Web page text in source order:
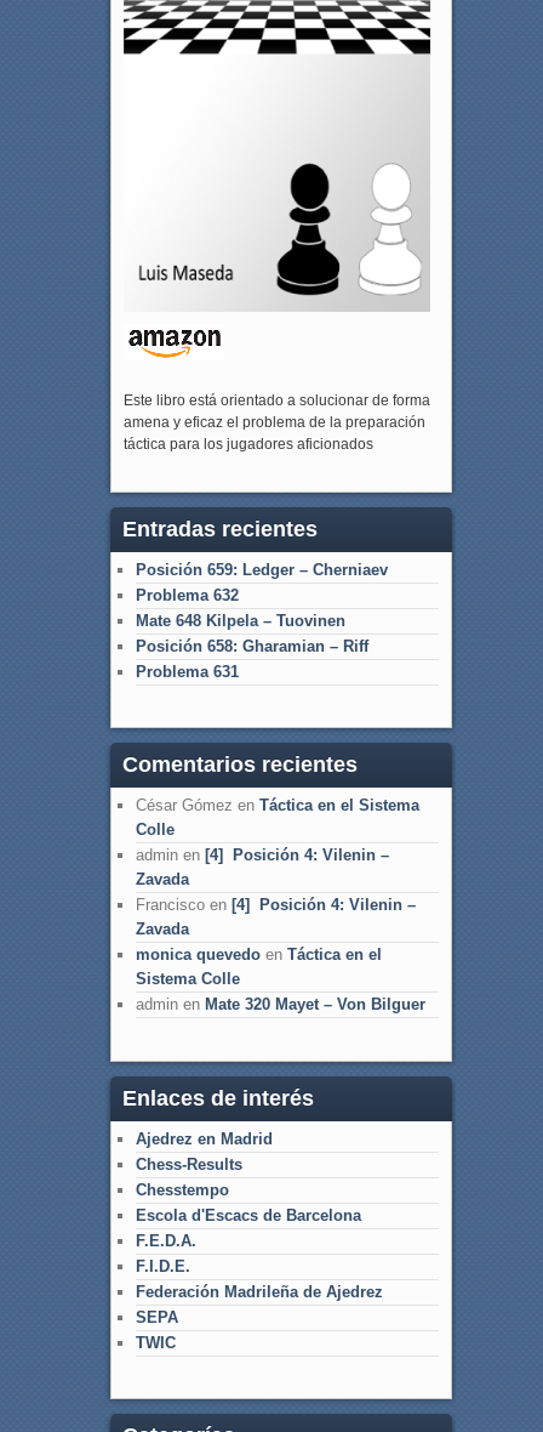
Este libro está orientado a solucionar de forma
amena y eficaz el problema de la preparación
táctica para los jugadores aficionados
Entradas recientes
Posición 659: Ledger – Cherniaev
Problema 632
Mate 648 Kilpela – Tuovinen
Posición 658: Gharamian – Riff
Problema 631
Comentarios recientes
César Gómez en Táctica en el Sistema
Colle
adminen [4] Posición 4: Vilenin –
Zavada
Franciscoen [4] Posición 4: Vilenin –
Zavada
monica quevedoen Táctica en el
Sistema Colle
adminen Mate 320 Mayet – Von Bilguer
Enlaces de interés
Ajedrez en Madrid
Chess-Results
Chesstempo
Escola d'Escacs de Barcelona
F.E.D.A.
F.I.D.E.
Federación Madrileña de Ajedrez
SEPA
TWIC